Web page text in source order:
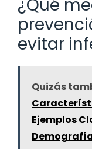
¿Qué
evitar
Quizás
Ejemplos